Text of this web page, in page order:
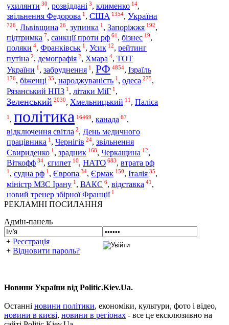
ухилянти 30, розвіддані 3, клименко 14,
звільнення Федорова 1 , США 1354, Україна
726, Львівщина 26, зупинка 1 , Запоріжжя 192,
підтримка 7, санкції проти рф 61 , бізнес 19,
поляки 4, Франківськ 1 , Усик 12, рейтинг
путіна 2, демографія 2, Хмара 4, ТОТ
України 1 , забруднення 1 , РФ 4854, Ізраїль
176, біженці 35, народжуваність 1 , одеса 275,
Рязанський НПЗ 1 , літаки МіГ 1 ,
Зеленський 2030, Хмельницький 11 , Паліса
1 , політика 16469, канада 67,
відключення світла 2, День медичного
працівника 1 , Чернігів 24, звільнення
Свириденко 1 , зрадник 168, Черкащина 12,
Віткофф 34, єгипет 10, НАТО 683, втрата рф
1 , судна рф 1 , Європа 34, Єрмак 150, Італія 35,
міністр МЗС Ірану 1 , ВАКС 6, відставка 41 ,
новий тренер збірної Франції 1
РЕКЛАМНІ ПОСИЛАННЯ
Адмін-панель
+ Реєстрація
+ Відновити пароль?
Новини України від Politic.Kiev.Ua.
Останні новини політики, економіки, культури, фото і відео,
новини в києві, новини в регіонах - все це ексклюзивно на